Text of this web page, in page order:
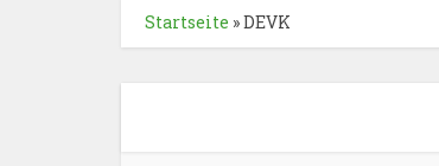
Startseite »DEVK